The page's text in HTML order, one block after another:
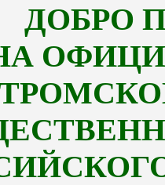
ДОБРО